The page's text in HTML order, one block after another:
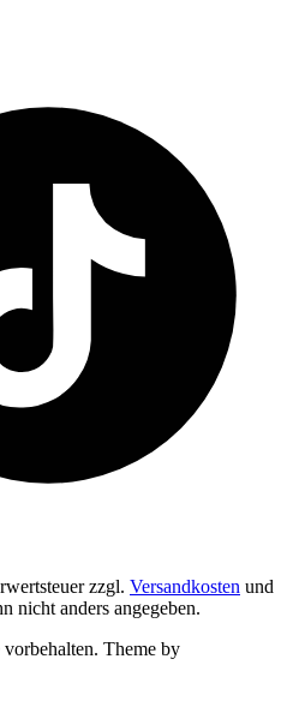
zzgl. Versandkosten und
nicht anders angegeben.
Theme by